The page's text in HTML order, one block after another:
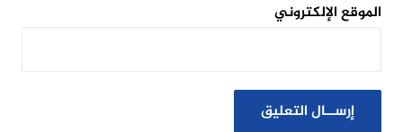
الموقع الإلكتروني